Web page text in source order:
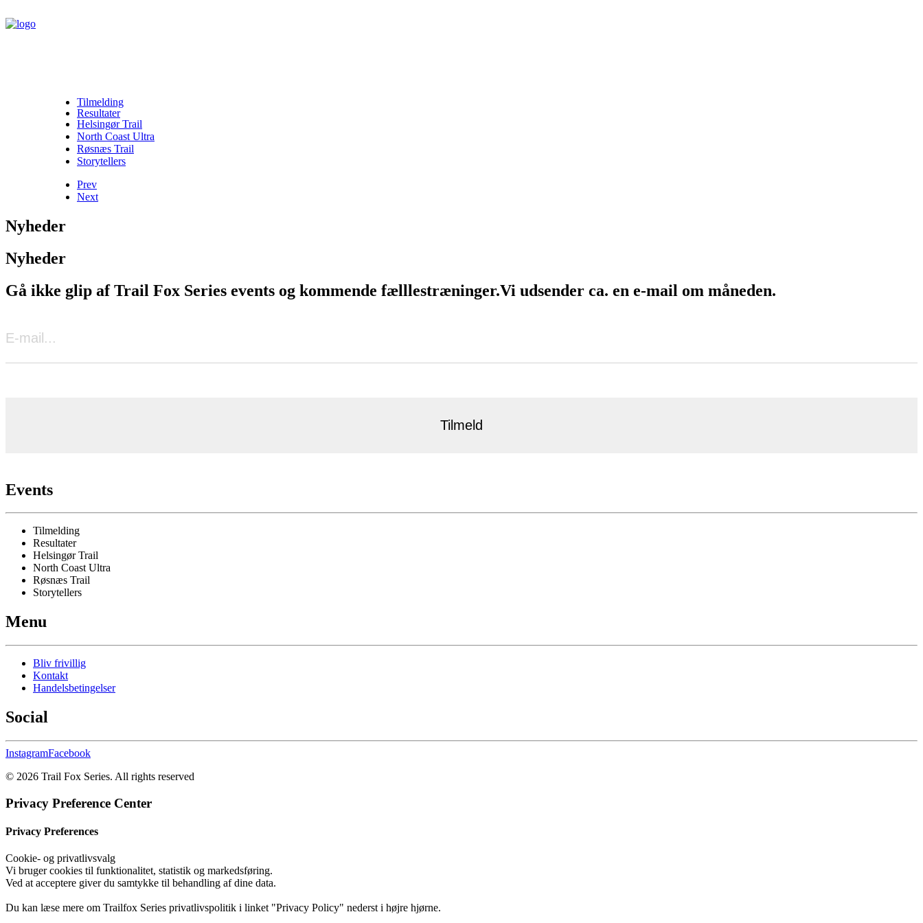
Tilmelding
Resultater
Helsingør Trail
North Coast Ultra
Røsnæs Trail
Storytellers
Prev
Next
Nyheder
Nyheder
Gå ikke glip af Trail Fox Series events og kommende fælllestræninger.Vi udsender ca. en e-mail om måneden.
Tilmeld
Events
Tilmelding
Resultater
Helsingør Trail
North Coast Ultra
Røsnæs Trail
Storytellers
Menu
Bliv frivillig
Kontakt
Handelsbetingelser
Social
InstagramFacebook
© 2026 Trail Fox Series. All rights reserved
Privacy Preference Center
Privacy Preferences
Cookie- og privatlivsvalg
Vi bruger cookies til funktionalitet, statistik og markedsføring.
Ved at acceptere giver du samtykke til behandling af dine data.
Du kan læse mere om Trailfox Series privatlivspolitik i linket "Privacy Policy" nederst i højre hjørne.